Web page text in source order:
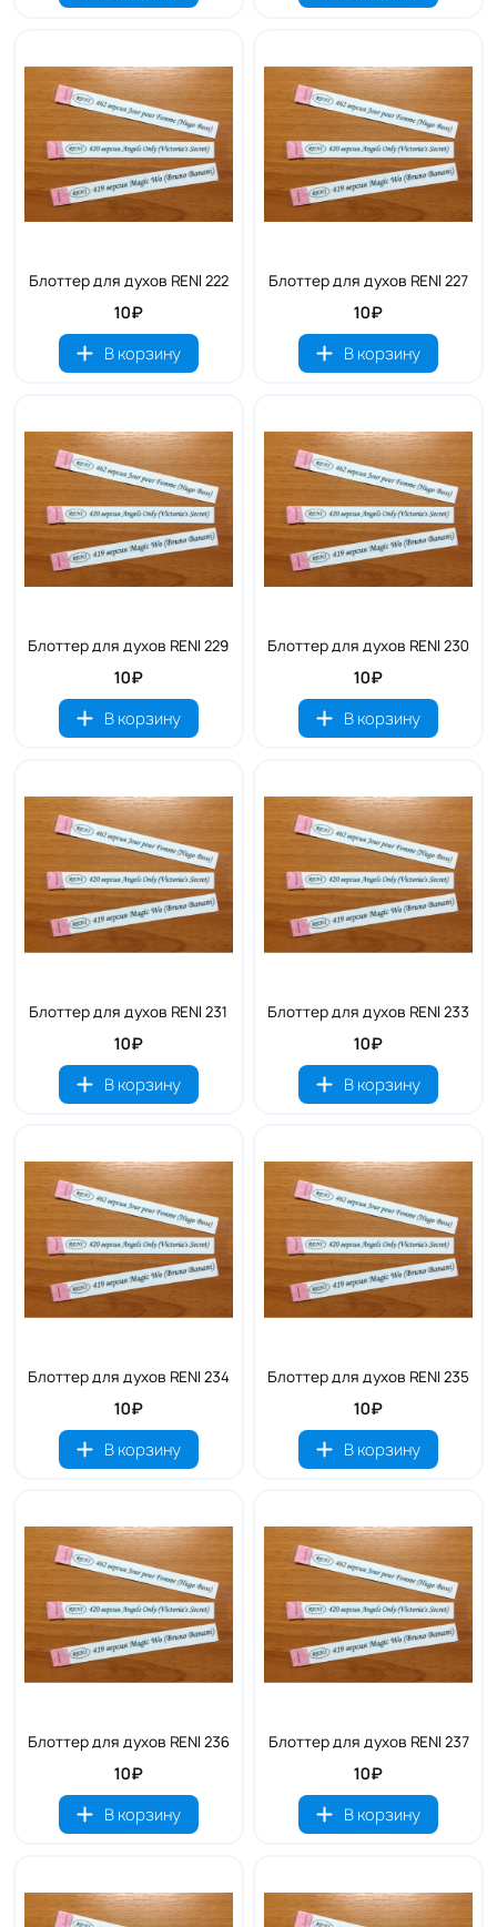
Блоттер для духов RENI 222
10₽
В корзину
Блоттер для духов RENI 227
10₽
В корзину
Блоттер для духов RENI 229
10₽
В корзину
Блоттер для духов RENI 230
10₽
В корзину
Блоттер для духов RENI 231
10₽
В корзину
Блоттер для духов RENI 233
10₽
В корзину
Блоттер для духов RENI 234
10₽
В корзину
Блоттер для духов RENI 235
10₽
В корзину
Блоттер для духов RENI 236
10₽
В корзину
Блоттер для духов RENI 237
10₽
В корзину